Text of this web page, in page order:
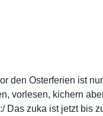
den Osterferien ist
vorlesen, kichern
Das zuka ist jetzt bis